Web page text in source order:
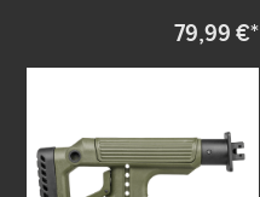
79,99 €*